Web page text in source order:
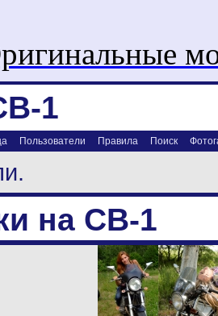
1
Пользователи Правила Поиск
на CB-1